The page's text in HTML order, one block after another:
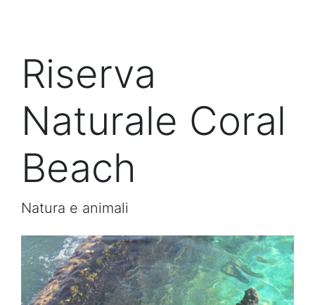
Riserva
Naturale Coral
Beach
Natura e animali